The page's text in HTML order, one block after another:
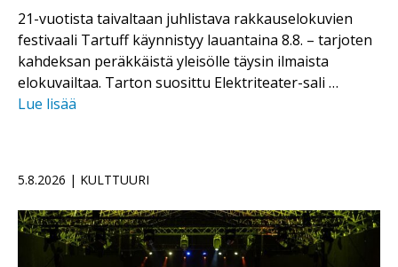
21-vuotista taivaltaan juhlistava rakkauselokuvien
festivaali Tartuff käynnistyy lauantaina 8.8. – tarjoten
kahdeksan peräkkäistä yleisölle täysin ilmaista
elokuvailtaa. Tarton suosittu Elektriteater-sali …
Lue lisää
5.8.2026 | KULTTUURI